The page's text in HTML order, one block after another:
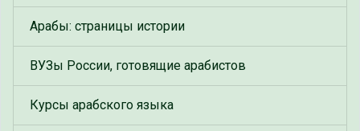
Арабы: страницы истории
ВУЗы России, готовящие арабистов
Курсы арабского языка